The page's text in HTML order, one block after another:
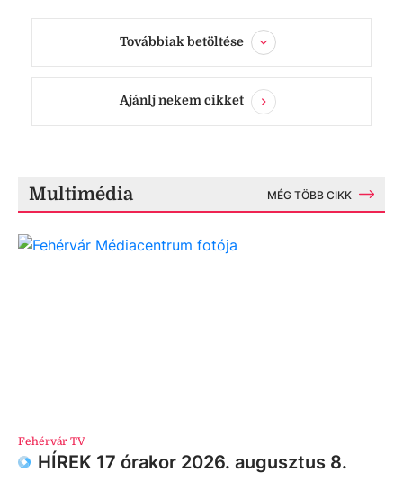
Továbbiak betöltése
Ajánlj nekem cikket
Multimédia MÉG TÖBB CIKK
Fehérvár TV
HÍREK 17 órakor 2026. augusztus 8.